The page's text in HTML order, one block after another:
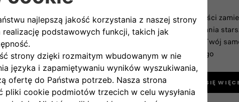
• Wysoka jakość napraw i stosowanych do nich części
• Przewidywalne i konkurencyjne koszty serwisowania
• Zniżka na naprawy tym większa, im więcej lat ma Twój
• Wyższa wartość rezydualna samochodu używanego
UMÓW WIZYTĘ SERWISOWĄ DOWIEDZ SIĘ